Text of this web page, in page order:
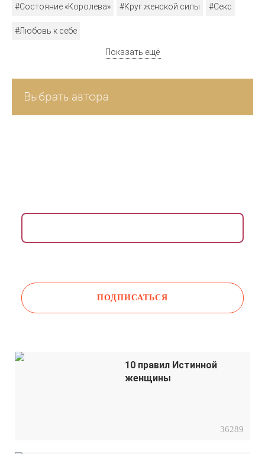
#Состояние «Королева» #Круг женской силы #Секс
#Любовь к себе
Показать ещё
Выбрать автора
10 правил Истинной
женщины
36289